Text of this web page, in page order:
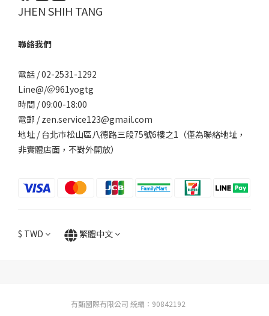
JHEN SHIH TANG
聯絡我們
電話 / 02-2531-1292
Line@/＠961yogtg
時間 / 09:00-18:00
電郵 / zen.service123@gmail.com
地址 / 台北巿松山區八德路三段75號6樓之1（僅為聯絡地址，
非實體店面，不對外開放）
$ TWD 繁體中文
有甄國際有限公司 統編：90842192